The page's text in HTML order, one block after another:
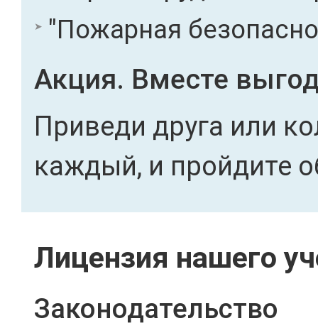
"Пожарная
Акция. Вместе
Приведи друга или
каждый, и пройдите
Лицензия нашего
Законодательство